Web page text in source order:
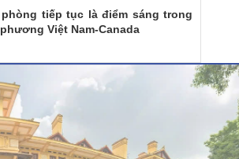
tiếp tục là điểm sáng trong
Việt Nam-Canada